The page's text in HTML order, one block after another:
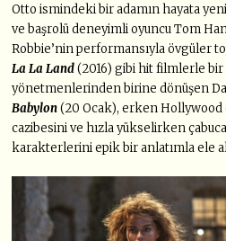
Otto ismindeki bir adamın hayata
ve başrolü deneyimli oyuncu Tom
Robbie’nin performansıyla övgüler
La La Land(2016) gibi hit filmlerle
yönetmenlerinden birine dönüşen
Babylon(20 Ocak), erken
cazibesini ve hızla yükselirken
karakterlerini epik bir anlatımla ele